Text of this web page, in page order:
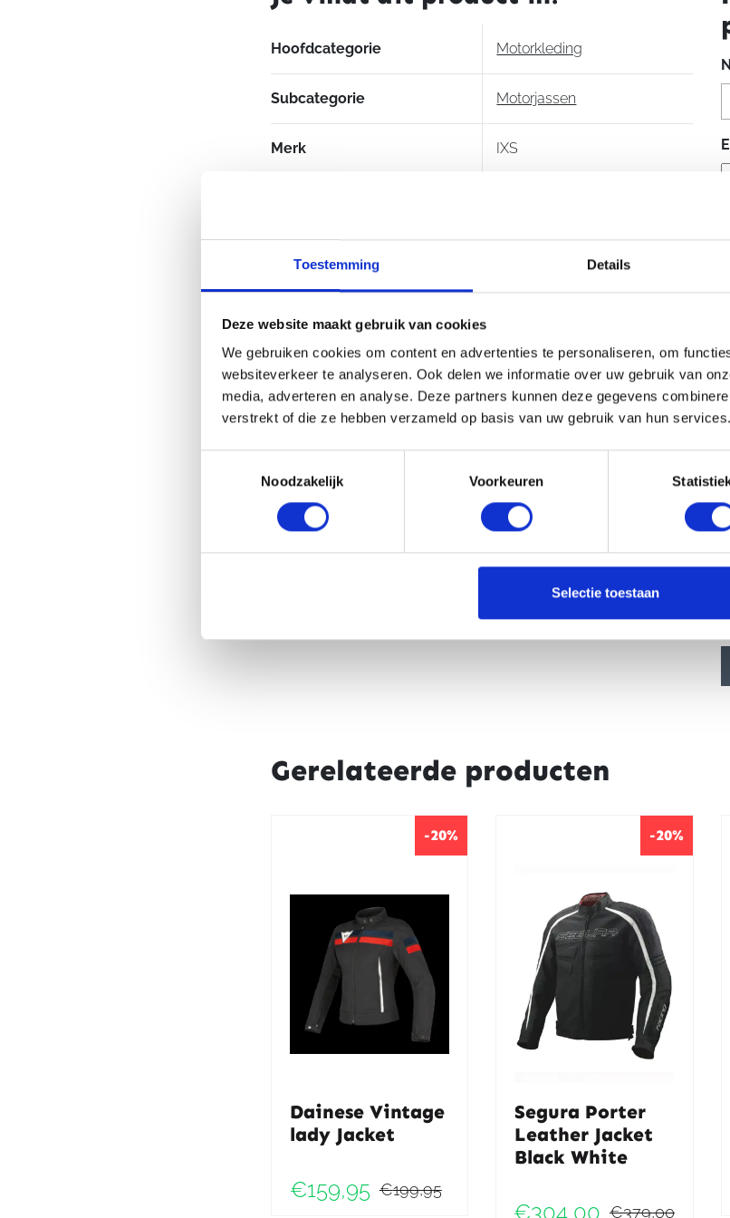
Toestemming Details
Deze website maakt gebruik van cookies
We gebruiken cookies om content en advertenties te personaliseren, om
websiteverkeer te analyseren. Ook delen we informatie over uw gebruik van
media, adverteren en analyse. Deze partners kunnen deze gegevens
verstrekt of die ze hebben verzameld op basis van uw gebruik van hun services.
Noodzakelijk
Voorkeuren
Selectie toestaan
Hoofdcategorie Motorkleding
Subcategorie Motorjassen
Merk IXS
Gerelateerde producten
-20%
Dainese Vintage
lady Jacket
€199,95
Oorspronkelijke
€159,95
Huidige
-20%
Segura Porter
Leather Jacket
Black White
€379,00
€304,00